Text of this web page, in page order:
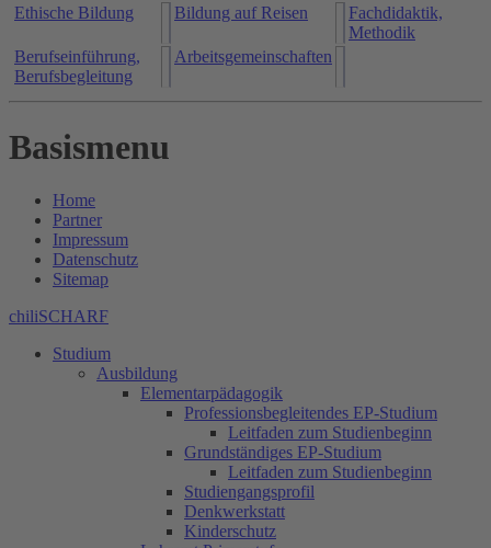
Ethische Bildung Bildung auf Reisen
Fachdidaktik,
Methodik
Berufseinführung,
Berufsbegleitung
Arbeitsgemeinschaften
Basismenu
Home
Partner
Impressum
Datenschutz
Sitemap
chiliSCHARF
Studium
Ausbildung
Elementarpädagogik
Professionsbegleitendes EP-Studium
Leitfaden zum Studienbeginn
Grundständiges EP-Studium
Leitfaden zum Studienbeginn
Studiengangsprofil
Denkwerkstatt
Kinderschutz